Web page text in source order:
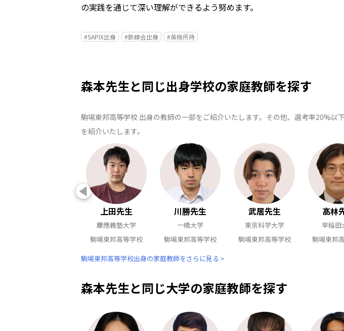
の実践を通じて深い理解ができるよう努めます。
#SAPIX出身 #鉄緑会出身 #英検所持
森本先生と同じ出身学校の家庭教師を探す
駒場東邦高等学校 出身の教師の一部をご紹介いたします。その他、選考率20%
を紹介いたします。
上田先生
慶應義塾大学
駒場東邦高等学校
川勝先生
一橋大学
駒場東邦高等学校
武居先生
東京科学大学
駒場東邦高等学校
髙林
早稲田
駒場東邦
駒場東邦高等学校出身の家庭教師をさらに見る >
森本先生と同じ大学の家庭教師を探す